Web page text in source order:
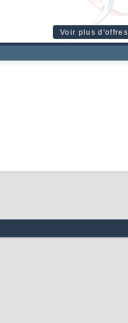
Voir plus d'offres